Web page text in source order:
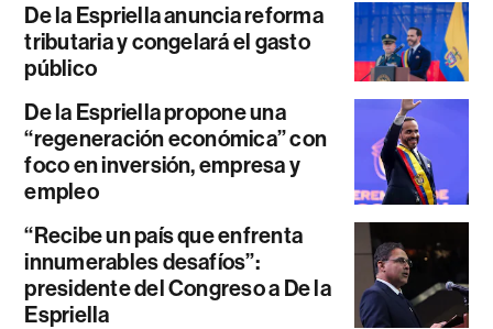
De la Espriella anuncia reforma
tributaria y congelará el gasto
público
De la Espriella propone una
“regeneración económica” con
foco en inversión, empresa y
empleo
“Recibe un país que enfrenta
innumerables desafíos”:
presidente del Congreso a De la
Espriella